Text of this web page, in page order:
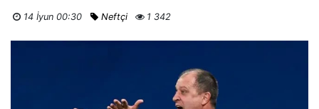
14 İyun 00:30 Neftçi 1 342